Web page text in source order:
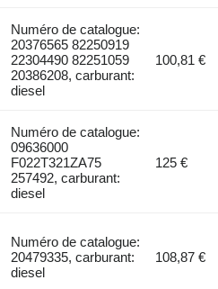
Numéro de catalogue:
20376565 82250919
22304490 82251059
20386208, carburant:
diesel
100,81 €
Numéro de catalogue:
09636000
F022T321ZA75
257492, carburant:
diesel
125 €
Numéro de catalogue:
20479335, carburant:
diesel
108,87 €